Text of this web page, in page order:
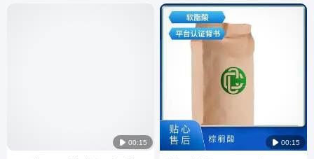
 00:15  00:15